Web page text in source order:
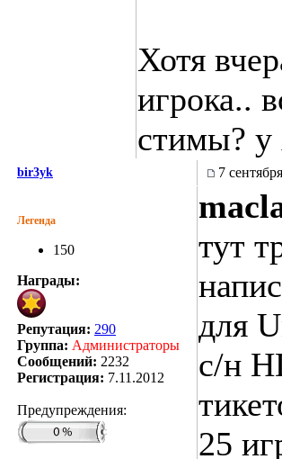
Хотя
игрока..
стимы?
bir3yk 7
Легенда
150
Награды:
Репутация: 290
Группа: Администраторы
Сообщений: 2232
Регистрация: 7.11.2012
Предупреждения:
тут
для
с/н
25